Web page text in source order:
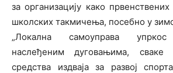
за организацију како
школских такмичења, посебно у
„Локална самоуправа упркос
наслеђеним дуговањима, сваке
средства издваја за развој